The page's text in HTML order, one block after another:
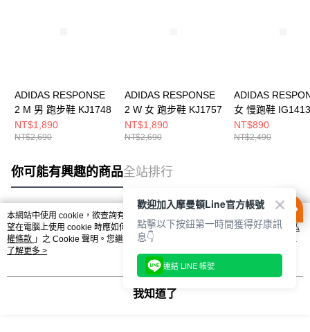
ADIDAS RESPONSE
2 M 男 跑步鞋 KJ1748
NT$1,890
NT$2,690
ADIDAS RESPONSE
2 W 女 跑步鞋 KJ1757
NT$1,890
NT$2,690
ADIDAS
女 慢跑鞋 IG1413
NT$890
NT$2,490
你可能有興趣的商品全站排行
熱門標籤
本網站中使用 cookie，欲查詢有關本網站使用 cookie 方式之詳情，及若您不希
望在電腦上使用 cookie 時應如何變更電腦的 cookie 設定，請參閱本網站「
隱私
權條款 」之 Cookie 聲明。您繼續使用本網站即表示您同意本公司得按本網站使
用條款之 Cookie 聲明使用 cookie。
了解更多 >
我知道了
歡迎加入摩曼頓Line官方帳號
點擊以下按鈕第一時間獲得好康訊
息👇
連結 LINE 帳號